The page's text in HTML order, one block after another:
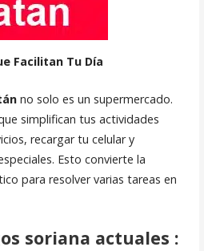
Facilitan Tu Día
no solo es un supermercado.
simplifican tus actividades
recargar tu celular y
Esto convierte la
para resolver varias tareas en
soriana actuales :